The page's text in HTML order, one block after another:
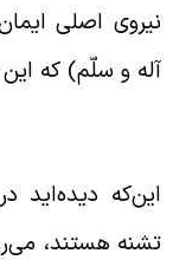
اصلی ایمان
و سلّم) که این
دیده‌اید
هستند،